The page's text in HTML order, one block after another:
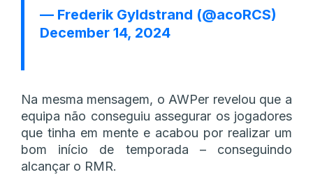
— Frederik Gyldstrand (@acoRCS)
December 14, 2024
Na mesma mensagem, o AWPer revelou que a
equipa não conseguiu assegurar os jogadores
que tinha em mente e acabou por realizar um
bom início de temporada – conseguindo
alcançar o RMR.